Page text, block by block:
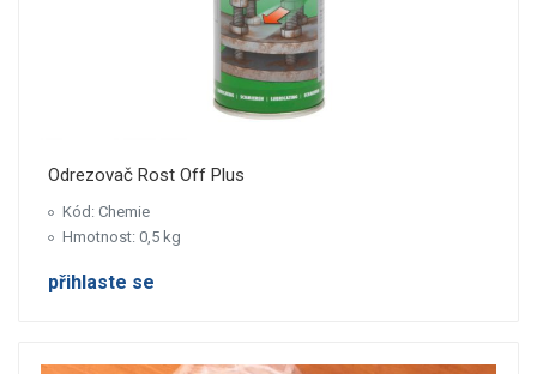
Odrezovač Rost Off Plus
Kód: Chemie
Hmotnost: 0,5 kg
přihlaste se